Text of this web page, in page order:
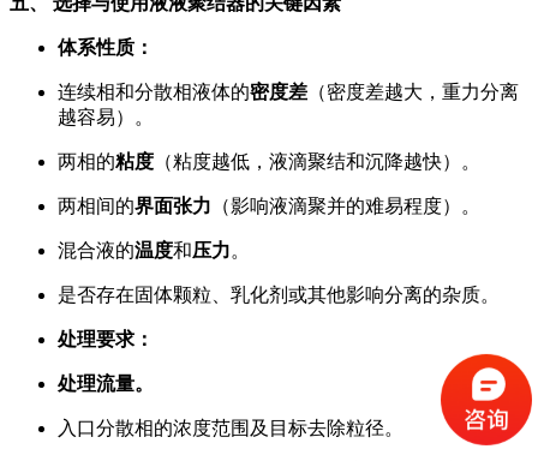
体系性质：
连续相和分散相液体的密度差 （密度差越大，重力分离
越容易）。
两相的粘度 （粘度越低，液滴聚结和沉降越快）。
两相间的界面张力 （影响液滴聚并的难易程度）。
混合液的温度和压力。
是否存在固体颗粒、乳化剂或其他影响分离的杂质。
处理要求：
处理流量。
入口分散相的浓度范围及目标去除粒径。